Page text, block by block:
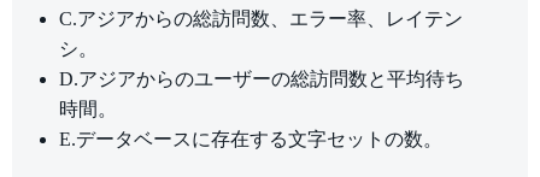
C.アジアからの総訪問数、エラー率、レイテン
シ。
D.アジアからのユーザーの総訪問数と平均待ち
時間。
E.データベースに存在する文字セットの数。